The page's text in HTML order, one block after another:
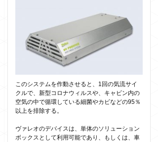
このシステムを作動させると、1回の気流サイ
クルで、新型コロナウィルスや、キャビン内の
空気の中で循環している細菌やカビなどの95％
以上を排除する。
ヴァレオのデバイスは、単体のソリューション
ボックスとして利用可能であり、もしくは、車